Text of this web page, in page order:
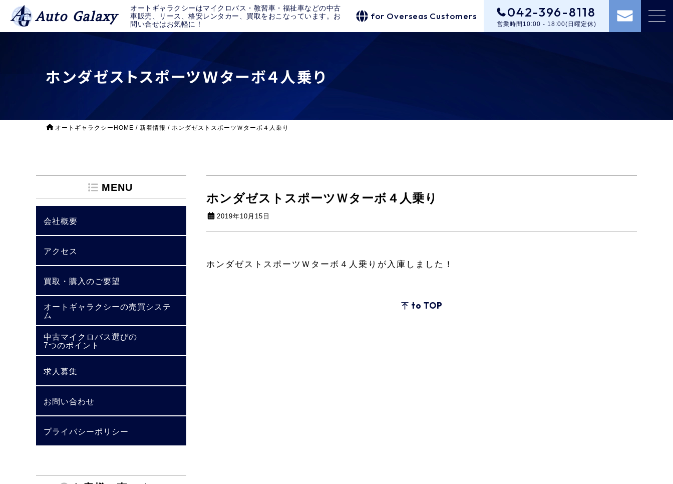
Auto Galaxy
オートギャラクシーはマイクロバス・教習車・福祉車などの中古
車販売、リース、格安レンタカー、買取をおこなっています。お
問い合せはお気軽に！
for Overseas Customers 042-396-8118
営業時間10:00 - 18:00(日曜定休)
ホンダゼストスポーツＷターボ４人乗り
オートギャラクシーHOME / 新着情報 / ホンダゼストスポーツＷターボ４人乗り
ホンダゼストスポーツＷターボ４人乗り
2019年10月15日
ホンダゼストスポーツＷターボ４人乗りが入庫しました！
to TOP
MENU
会社概要
アクセス
買取・購入のご要望
オートギャラクシーの売買システ
ム
中古マイクロバス選びの
7つのポイント
求人募集
お問い合わせ
プライバシーポリシー